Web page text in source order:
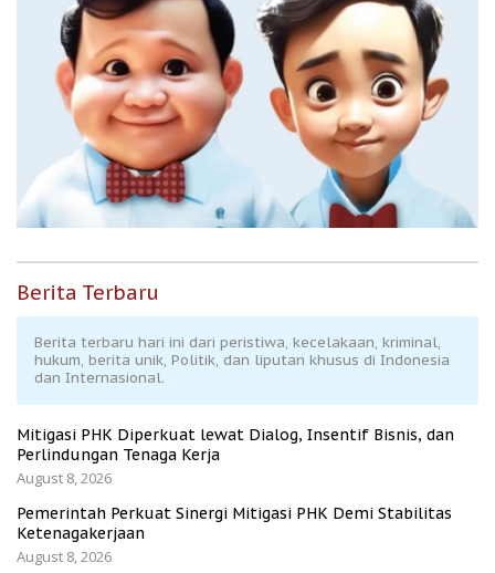
Berita Terbaru
Berita terbaru hari ini dari peristiwa, kecelakaan, kriminal,
hukum, berita unik, Politik, dan liputan khusus di Indonesia
dan Internasional.
Mitigasi PHK Diperkuat lewat Dialog, Insentif Bisnis, dan
Perlindungan Tenaga Kerja
August 8, 2026
Pemerintah Perkuat Sinergi Mitigasi PHK Demi Stabilitas
Ketenagakerjaan
August 8, 2026